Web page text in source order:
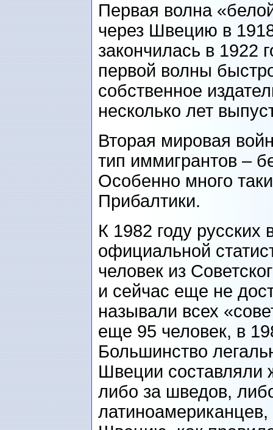
Первая волна
через Швецию в
закончилась в 1922
первой волны
собственное
несколько лет
Вторая мировая
тип иммигрантов –
Особенно много
Прибалтики.
К 1982 году
официальной
человек из
и сейчас еще не
называли всех
еще 95 человек, в
Большинство
Швеции
либо за шведов,